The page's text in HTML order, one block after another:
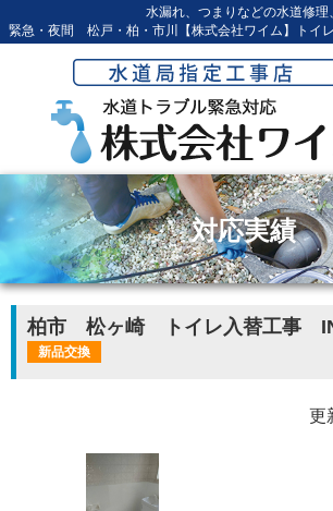
水漏れ、つまりなどの水道修理、
緊急・夜間 松戸・柏・市川【株式会社ワイム】トイ
対応実績
柏市 松ヶ崎 トイレ入替工事
新品交換
更